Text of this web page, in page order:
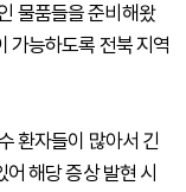
물품들을 준비해왔
가능하도록 전북 지역
환자들이 많아서 긴
해당 증상 발현 시